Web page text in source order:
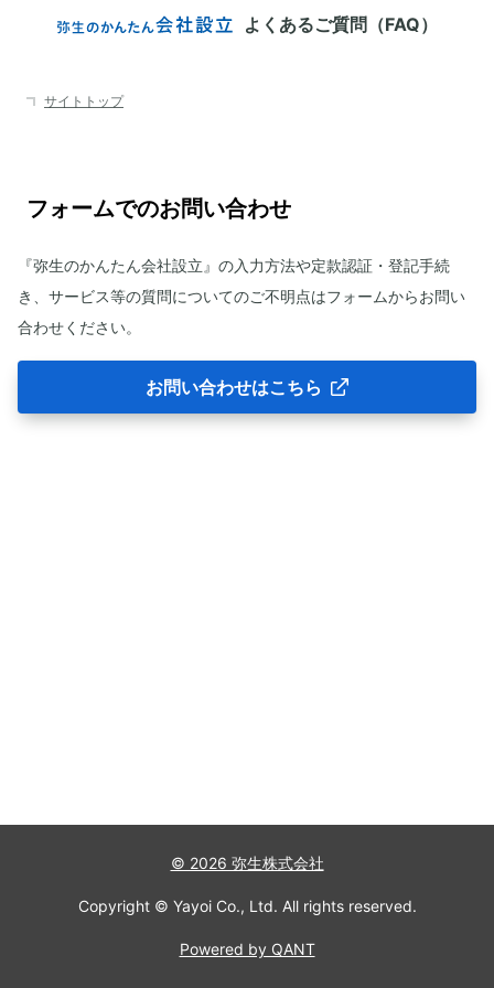
よくあるご質問（FAQ）
サイトトップ
『弥生のかんたん会社設立』の入力方法や定款認証・登記手続
き、サービス等の質問についてのご不明点はフォームからお問い
合わせください。
お問い合わせはこちら
© 2026 弥生株式会社
Copyright © Yayoi Co., Ltd. All rights reserved.
Powered by QANT